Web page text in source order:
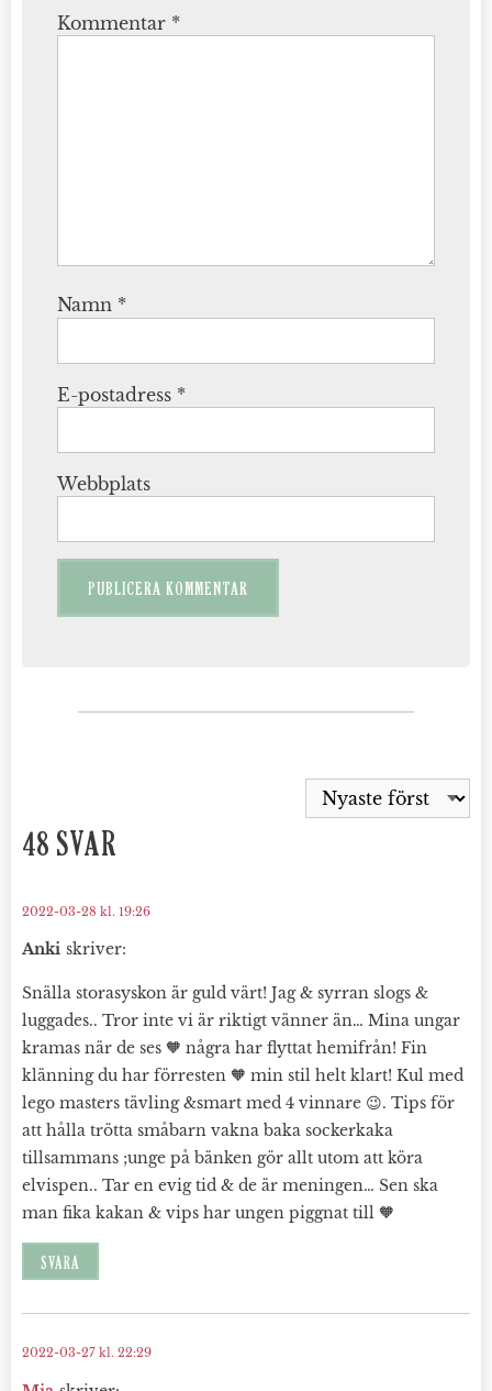
Kommentar *
Namn *
E-postadress *
Webbplats
48 SVAR
Anki skriver:
2022-03-28 kl. 19:26
Snälla storasyskon är guld värt! Jag & syrran slogs &
luggades.. Tror inte vi är riktigt vänner än… Mina ungar
kramas när de ses 🧡 några har flyttat hemifrån! Fin
klänning du har förresten 🧡 min stil helt klart! Kul med
lego masters tävling &smart med 4 vinnare 😉. Tips för
att hålla trötta småbarn vakna baka sockerkaka
tillsammans ;unge på bänken gör allt utom att köra
elvispen.. Tar en evig tid & de är meningen… Sen ska
man fika kakan & vips har ungen piggnat till 🧡
SVARA
2022-03-27 kl. 22:29